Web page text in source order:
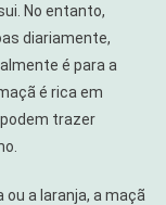
No entanto,
diariamente,
é para a
é rica em
trazer
a laranja, a maçã